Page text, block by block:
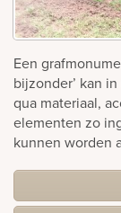
Bekijk
ook:
Een
bijzonder’ kan
qua materiaal,
elementen zo
kunnen worden